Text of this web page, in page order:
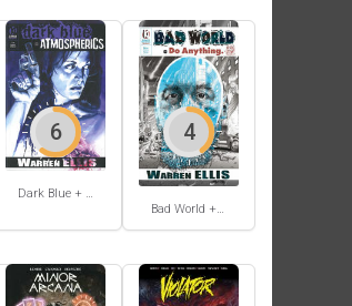
Dark Blue + Atmospherics
6
Bad World + Do Anything
4